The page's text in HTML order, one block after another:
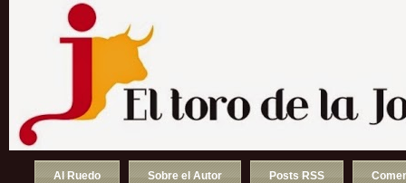
Al Ruedo Sobre el Autor Posts RSS